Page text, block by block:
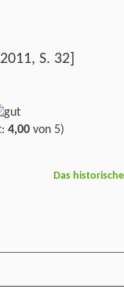
S. 32]
4,00 von 5)
Das